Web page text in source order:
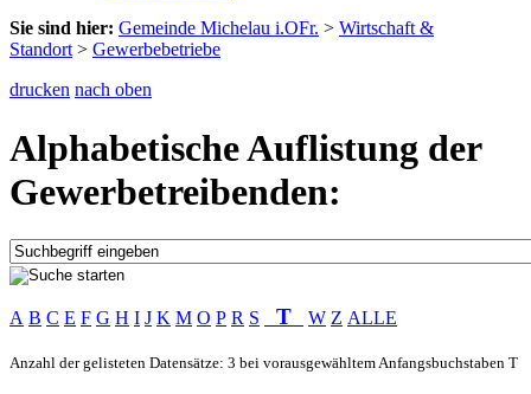
Sie sind hier: Gemeinde Michelau i.OFr. > Wirtschaft &
Standort > Gewerbebetriebe
drucken nach oben
Alphabetische Auflistung der
Gewerbetreibenden:
A B C E F G H I J K M O P R S T W Z ALLE
Anzahl der gelisteten Datensätze: 3 bei vorausgewähltem Anfangsbuchstaben T